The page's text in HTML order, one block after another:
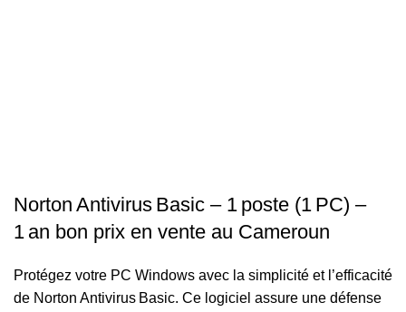
Norton Antivirus Basic – 1 poste (1 PC) –
1 an bon prix en vente au Cameroun
Protégez votre PC Windows avec la simplicité et l’efficacité
de Norton Antivirus Basic. Ce logiciel assure une défense